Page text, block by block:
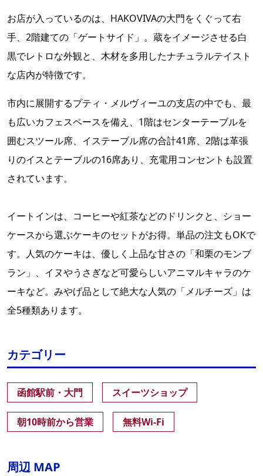
お店が入っているのは、HAKOVIVAの大門をくぐって右
手、2階建ての「ゲートサイド」。蔵をイメージさせる白
黒でレトロな外観と、木材を多用したナチュラルテイスト
な店内が特徴です。
市内に展開するプティ・メルヴィーユの支店の中でも、最
も広いカフェスペースを備え、1階はセンターテーブルを
囲むスツール席、イステーブル席の合計41席、2階は革張
りのイスとテーブルの16席あり、充電用コンセントも設置
されています。
イートインは、コーヒーや紅茶などのドリンクと、ショー
ケースから選ぶケーキのセットがお得。単品の注文もOKで
す。人気のケーキは、優しく上品な甘さの「和栗のモンブ
ラン」、イヌやうさぎなど可愛らしいアニマルキャラのケ
ーキなど。みやげ品として絶大な人気の「メルチーズ」は
全5種類あります。
カテゴリー
函館駅前・大門 スイーツショップ
朝10時前から営業 無料Wi-Fi
周辺 MAP